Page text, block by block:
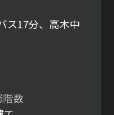
ス17分、高木中
階数